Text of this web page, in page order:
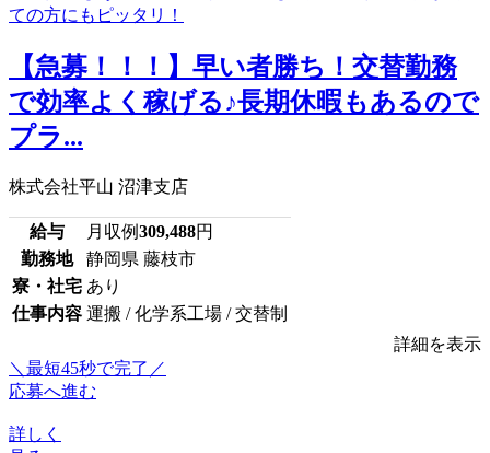
【急募！！！】早い者勝ち！交替勤務
で効率よく稼げる♪長期休暇もあるので
プラ...
株式会社平山 沼津支店
給与 月収例309,488円
勤務地
静岡県 藤枝市
寮・社宅 あり
仕事内容 運搬 / 化学系工場 / 交替制
詳細を表示
＼最短45秒で完了／
応募へ進む
詳しく